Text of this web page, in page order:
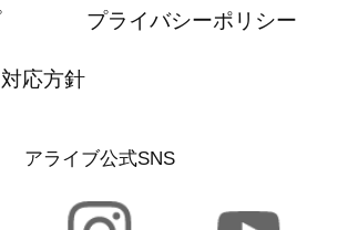
プライバシーポリシー
応方針
アライブ公式SNS